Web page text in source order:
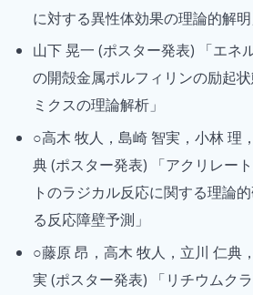
に対する異性体効果の理論的解明
山下 晃一 (ポスター発表) 「エネ
の開殻金属ポルフィリンの励起
ミクスの理論解析」
○高木 牧人，島崎 智実，小林 理
典 (ポスター発表) 「アクリレー
トのラジカル反応に関する理論
る反応障壁予測」
○藤原 昂，高木 牧人，立川 仁典
実 (ポスター発表) 「リチウムク